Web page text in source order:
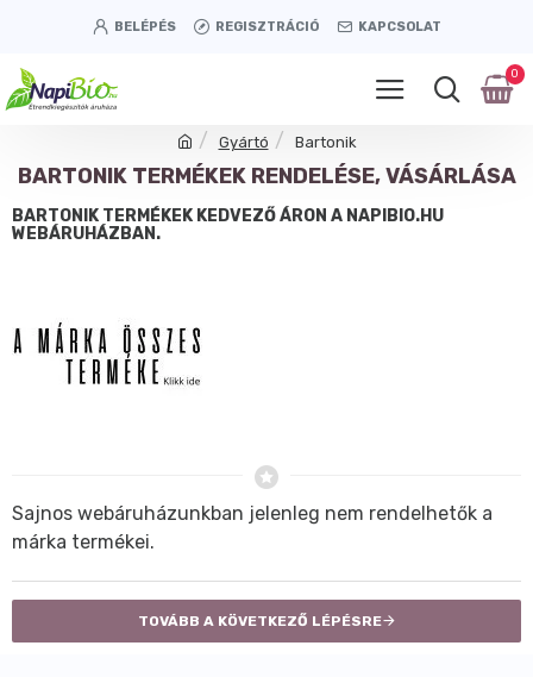
BELÉPÉS REGISZTRÁCIÓ KAPCSOLAT
0
Gyártó Bartonik
BARTONIK TERMÉKEK RENDELÉSE, VÁSÁRLÁSA
BARTONIK TERMÉKEK KEDVEZŐ ÁRON A NAPIBIO.HU
WEBÁRUHÁZBAN.
Sajnos webáruházunkban jelenleg nem rendelhetők a
márka termékei.
TOVÁBB A KÖVETKEZŐ LÉPÉSRE